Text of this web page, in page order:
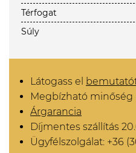
Térfogat
Súly
Látogass el
Megbízható minőség
Árgarancia
Díjmentes szállítás
Ügyfélszolgálat: +36